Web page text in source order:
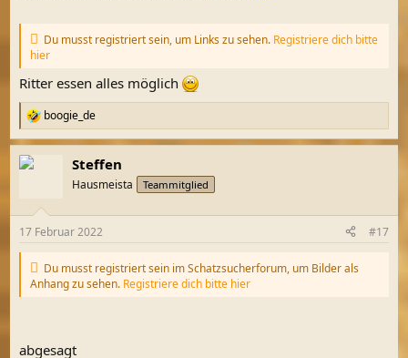
Du musst registriert sein, um Links zu sehen. Registriere dich bitte
hier
Ritter essen alles möglich
R
e
a
k
e
boogie_de
Steffen
Hausmeista Teammitglied
17 Februar 2022 #17
Du musst registriert sein im Schatzsucherforum, um Bilder als
Anhang zu sehen. Registriere dich bitte hier
abgesagt